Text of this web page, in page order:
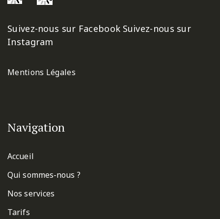
Suivez-nous sur Facebook Suivez-nous sur
Instagram
Mentions Légales
Navigation
Accueil
Qui sommes-nous ?
Nos services
Tarifs